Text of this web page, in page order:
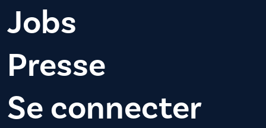
Jobs
Presse
Se connecter